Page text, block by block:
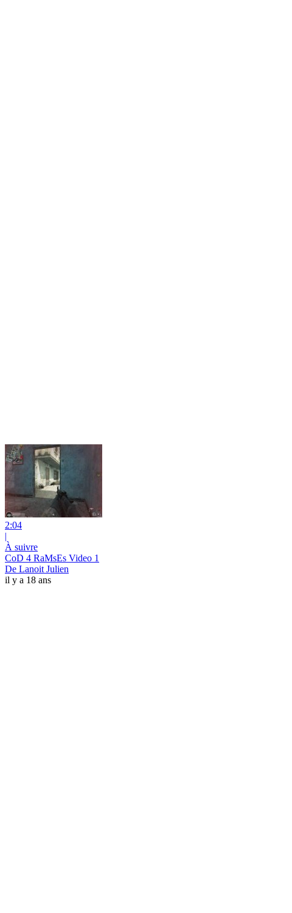
2:04
|
À suivre
CoD 4 RaMsEs Video 1
De Lanoit Julien
il y a 18 ans